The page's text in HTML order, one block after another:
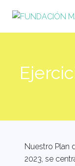
Nuestro Plan
2023, se